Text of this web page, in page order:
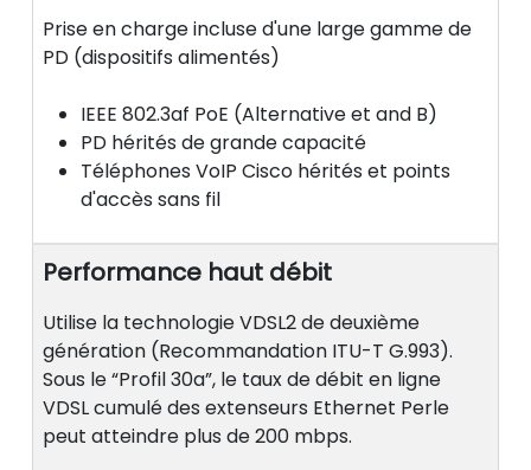
Prise en charge incluse d'une large gamme de
PD (dispositifs alimentés)
IEEE 802.3af PoE (Alternative et and B)
PD hérités de grande capacité
Téléphones VoIP Cisco hérités et points
d'accès sans fil
Performance haut débit
Utilise la technologie VDSL2 de deuxième
génération (Recommandation ITU-T G.993).
Sous le “Profil 30a”, le taux de débit en ligne
VDSL cumulé des extenseurs Ethernet Perle
peut atteindre plus de 200 mbps.